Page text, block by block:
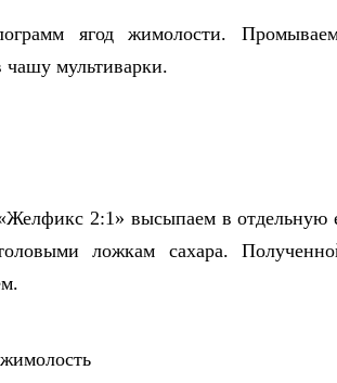
ягод жимолости.
мультиварки.
2:1» высыпаем в отдельную
ложкам сахара.